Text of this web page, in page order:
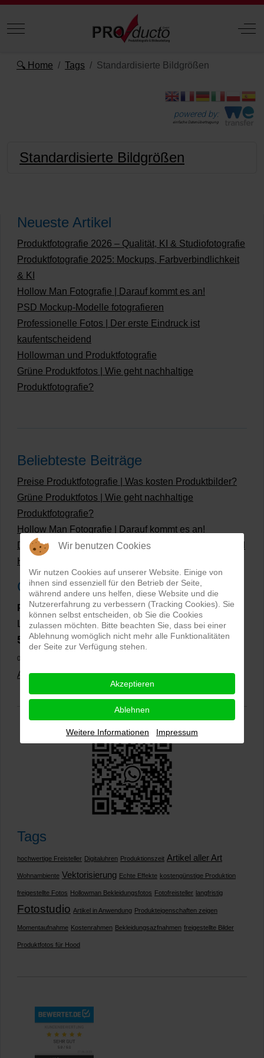
Mobile Menu Toggle Off-
🔍 Home Tags Standardisierte Bildgrößen
powered by:
einfache Datenübertragung
Standardisierte Bildgrößen
Neueste Artikel
Produktfotografie 2026 – Qualität, KI & Studiofotografie
Produktfotografie 2025: Mockups, Farbverbindlichkeit
& KI
Hollow Man Fotografie | Darauf kommt es an!
PSD Mockup-Modelle fotografieren
Professionelle Fotos | Der erste Eindruck ist
kaufentscheidend
Hollowman und Produktfotografie
Grüne Produktfotos | Wie geht nachhaltige
Produktfotografie?
Beliebteste Beiträge
Preise Produktfotografie | Was kosten Produktbilder?
Grüne Produktfotos | Wie geht nachhaltige
Produktfotografie?
Hollow Man Fotografie | Darauf kommt es an!
Dateiformate und Bilder mit transparentem Hintergrund
Hollowman und Produktfotografie
Google Rezensionen
PRO-ducto GmbH, Fotografie und Bildbearbeitung in
Lichtenau
5,0⭐⭐⭐⭐⭐ bei144 Google-Rezensionen (Stand
02.01.2026)
Alle Rezensionen ansehen|Bewertung abgeben
Tags
hochwertige Freisteller Digitaluhren Produktionszeit Artikel aller Art
Wohnambiente Vektorisierung Echte Effekte kostengünstige Produktion
freigestellte Fotos Hollowman Bekleidungsfotos Fotofreisteller langfristig
Fotostudio Artikel in Anwendung Produkteigenschaften zeigen
Momentaufnahme Kostenrahmen Bekleidungsazfnahmen freigestellte Bilder
Produktfotos für Hood
Wir benutzen Cookies
Wir nutzen Cookies auf unserer Website. Einige von
ihnen sind essenziell für den Betrieb der Seite,
während andere uns helfen, diese Website und die
Nutzererfahrung zu verbessern (Tracking Cookies). Sie
können selbst entscheiden, ob Sie die Cookies
zulassen möchten. Bitte beachten Sie, dass bei einer
Ablehnung womöglich nicht mehr alle Funktionalitäten
der Seite zur Verfügung stehen.
Akzeptieren
Ablehnen
Weitere Informationen Impressum